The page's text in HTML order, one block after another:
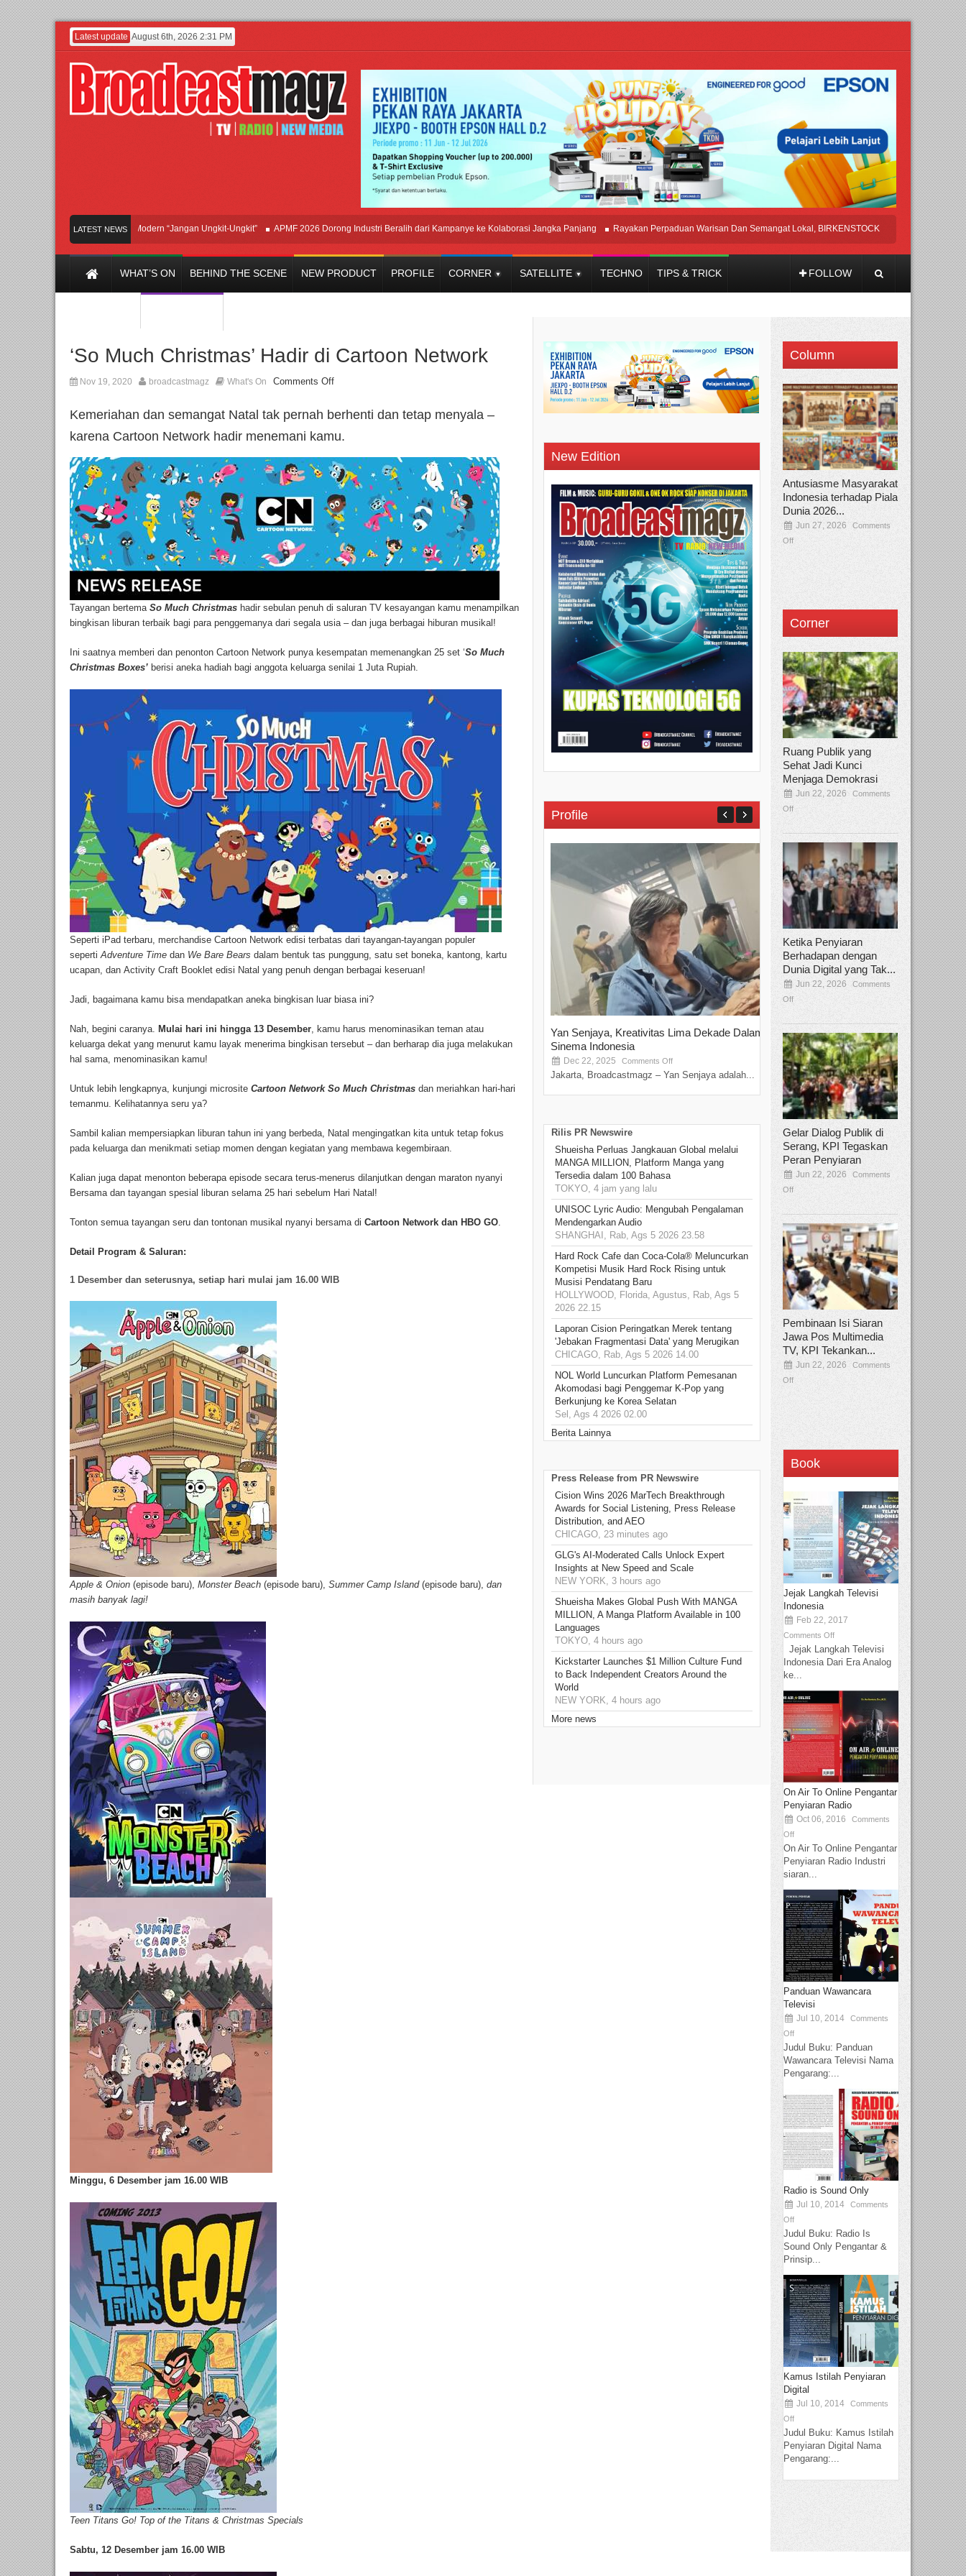
Latest update August 6th, 2026 2:31 PM
LATEST NEWS
Afan Hadirkan Hipdut Modern “Jangan Ungkit-Ungkit” APMF 2026 Dorong Industri Beralih dari Kampanye ke Kolaborasi Jangka Panjang Rayakan Perpaduan Warisan Dan Semangat Lokal, BIRKENSTOCK INDONESIA Membuka
WHAT’S ON BEHIND THE SCENE NEW PRODUCT PROFILE CORNER SATELLITE TECHNO TIPS & TRICK FOLLOW
‘So Much Christmas’ Hadir di Cartoon Network
Nov 19, 2020 broadcastmagz What's On Comments Off
Kemeriahan dan semangat Natal tak pernah berhenti dan tetap menyala –
karena Cartoon Network hadir menemani kamu.
Tayangan bertema So Much Christmas hadir sebulan penuh di saluran TV kesayangan kamu menampilkan
bingkisan liburan terbaik bagi para penggemanya dari segala usia – dan juga berbagai hiburan musikal!
Ini saatnya memberi dan penonton Cartoon Network punya kesempatan memenangkan 25 set ‘So Much
Christmas Boxes’ berisi aneka hadiah bagi anggota keluarga senilai 1 Juta Rupiah.
Seperti iPad terbaru, merchandise Cartoon Network edisi terbatas dari tayangan-tayangan populer
sepertiAdventure Time dan We Bare Bears dalam bentuk tas punggung, satu set boneka, kantong, kartu
ucapan, dan Activity Craft Booklet edisi Natal yang penuh dengan berbagai keseruan!
Jadi, bagaimana kamu bisa mendapatkan aneka bingkisan luar biasa ini?
Nah, begini caranya. Mulai hari ini hingga 13 Desember, kamu harus menominasikan teman atau
keluarga dekat yang menurut kamu layak menerima bingkisan tersebut – dan berharap dia juga melakukan
hal sama, menominasikan kamu!
Untuk lebih lengkapnya, kunjungi microsite Cartoon Network So Much Christmas dan meriahkan hari-hari
temanmu. Kelihatannya seru ya?
Sambil kalian mempersiapkan liburan tahun ini yang berbeda, Natal mengingatkan kita untuk tetap fokus
pada keluarga dan menikmati setiap momen dengan kegiatan yang membawa kegembiraan.
Kalian juga dapat menonton beberapa episode secara terus-menerus dilanjutkan dengan maraton nyanyi
Bersama dan tayangan spesial liburan selama 25 hari sebelum Hari Natal!
Tonton semua tayangan seru dan tontonan musikal nyanyi bersama di Cartoon Network dan HBO GO.
Detail Program & Saluran:
1 Desember dan seterusnya, setiap hari mulai jam 16.00 WIB
Apple & Onion (episode baru), Monster Beach (episode baru), Summer Camp Island(episode baru), dan
masih banyak lagi!
Minggu, 6 Desember jam 16.00 WIB
Teen Titans Go! Top of the Titans & Christmas Specials
Sabtu, 12 Desember jam 16.00 WIB
New Edition
Profile
Yan Senjaya, Kreativitas Lima Dekade Dalam
Sinema Indonesia
Dec 22, 2025 Comments Off
Jakarta, Broadcastmagz – Yan Senjaya adalah...
Tamee Irelly Menjadi Juri Open
Film Terbaru...
Sep 08, 2025 Comments Off
Bekasi, Broadcastmagz – Dalam upaya
talenta...
Rilis PR Newswire
Shueisha Perluas Jangkauan Global melalui
MANGA MILLION, Platform Manga yang
Tersedia dalam 100 Bahasa
TOKYO, 4 jam yang lalu
UNISOC Lyric Audio: Mengubah Pengalaman
Mendengarkan Audio
SHANGHAI, Rab, Ags 5 2026 23.58
Hard Rock Cafe dan Coca-Cola® Meluncurkan
Kompetisi Musik Hard Rock Rising untuk
Musisi Pendatang Baru
HOLLYWOOD, Florida, Agustus, Rab, Ags 5
2026 22.15
Laporan Cision Peringatkan Merek tentang
'Jebakan Fragmentasi Data' yang Merugikan
CHICAGO, Rab, Ags 5 2026 14.00
NOL World Luncurkan Platform Pemesanan
Akomodasi bagi Penggemar K-Pop yang
Berkunjung ke Korea Selatan
Sel, Ags 4 2026 02.00
Berita Lainnya
Press Release from PR Newswire
Cision Wins 2026 MarTech Breakthrough
Awards for Social Listening, Press Release
Distribution, and AEO
CHICAGO, 23 minutes ago
GLG's AI-Moderated Calls Unlock Expert
Insights at New Speed and Scale
NEW YORK, 3 hours ago
Shueisha Makes Global Push With MANGA
MILLION, A Manga Platform Available in 100
Languages
TOKYO, 4 hours ago
Kickstarter Launches $1 Million Culture Fund
to Back Independent Creators Around the
World
NEW YORK, 4 hours ago
More news
Column
Antusiasme Masyarakat
Indonesia terhadap Piala
Dunia 2026...
Jun 27, 2026
Comments
Off
Corner
Ruang Publik yang
Sehat Jadi Kunci
Menjaga Demokrasi
Jun 22, 2026
Comments
Off
Ketika Penyiaran
Berhadapan dengan
Dunia Digital yang Tak...
Jun 22, 2026
Comments
Off
Gelar Dialog Publik di
Serang, KPI Tegaskan
Peran Penyiaran
Jun 22, 2026
Comments
Off
Pembinaan Isi Siaran
Jawa Pos Multimedia
TV, KPI Tekankan...
Jun 22, 2026
Comments
Off
Book
Jejak Langkah Televisi
Indonesia
Feb 22, 2017
Comments Off
Jejak Langkah Televisi
Indonesia Dari Era Analog
ke...
On Air To Online Pengantar
Penyiaran Radio
Oct 06, 2016
Comments
Off
On Air To Online Pengantar
Penyiaran Radio Industri
siaran...
Panduan Wawancara
Televisi
Jul 10, 2014
Comments
Off
Judul Buku: Panduan
Wawancara Televisi Nama
Pengarang:...
Radio is Sound Only
Jul 10, 2014
Comments
Off
Judul Buku: Radio Is
Sound Only Pengantar &
Prinsip...
Kamus Istilah Penyiaran
Digital
Jul 10, 2014
Comments
Off
Judul Buku: Kamus Istilah
Penyiaran Digital Nama
Pengarang:...